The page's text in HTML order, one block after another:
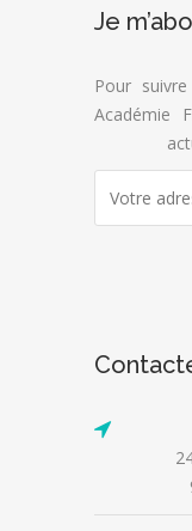
Je
Pour
Académie